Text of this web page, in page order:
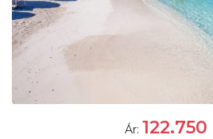
Ár: 122.750